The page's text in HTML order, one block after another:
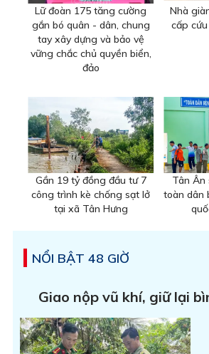
Lữ đoàn 175 tăng cường
gắn bó quân - dân, chung
tay xây dựng và bảo vệ
vững chắc chủ quyền biển,
đảo
Nhà
cấp
Gần 19 tỷ đồng đầu tư 7
công trình kè chống sạt lở
tại xã Tân Hưng
Tân Ân
toàn dân
NỔI BẬT 48 GIỜ
Giao nộp vũ khí, giữ lại